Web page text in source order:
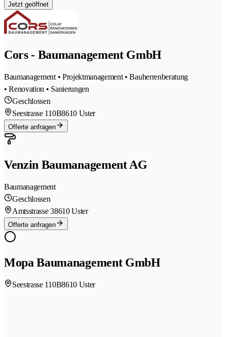
Jetzt geöffnet
Cors - Baumanagement GmbH
Baumanagement • Projektmanagement • Bauherrenberatung
• Renovation • Sanierungen
Geschlossen
Seestrasse 110B8610 Uster
Offerte anfragen
Venzin Baumanagement AG
Baumanagement
Geschlossen
Amtsstrasse 38610 Uster
Offerte anfragen
Mopa Baumanagement GmbH
Seestrasse 110B8610 Uster